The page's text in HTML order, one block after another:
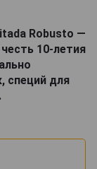
Robusto —
10-летия
специй для